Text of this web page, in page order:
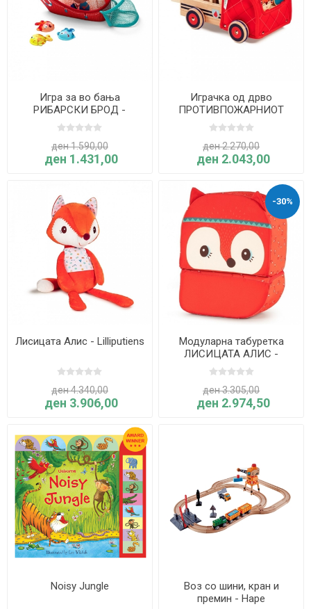
Игра за во бања
РИБАРСКИ БРОД -
Lilliputiens
ден 1.590,00
ден 1.431,00
Играчка од дрво
ПРОТИВПОЖАРНИОТ
КАМИОН НА МАРИУС -
Lilliputiens
ден 2.270,00
ден 2.043,00
Лисицата Алис - Lilliputiens
ден 4.340,00
ден 3.906,00
-30%
Модуларна табуретка
ЛИСИЦАТА АЛИС -
Lilliputiens
ден 3.305,00
ден 2.974,50
Noisy Jungle
Воз со шини, кран и
премин - Hape